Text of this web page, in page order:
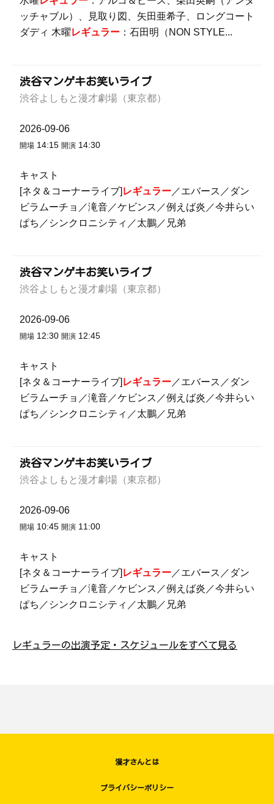
ッチャブル）、見取り図、矢田亜希子、ロングコート
ダディ 木曜レギュラー ：石田明（NON STYLE...
渋谷マンゲキお笑いライブ
渋谷よしもと漫才劇場（東京都）
2026-09-06
開場 14:15 開演 14:30
キャスト
[ネタ＆コーナーライブ] レギュラー ／エバース／ダン
ビラムーチョ／滝音／ケビンス／例えば炎／今井らい
ぱち／シンクロニシティ／太鵬／兄弟
渋谷マンゲキお笑いライブ
渋谷よしもと漫才劇場（東京都）
2026-09-06
開場 12:30 開演 12:45
キャスト
[ネタ＆コーナーライブ] レギュラー ／エバース／ダン
ビラムーチョ／滝音／ケビンス／例えば炎／今井らい
ぱち／シンクロニシティ／太鵬／兄弟
渋谷マンゲキお笑いライブ
渋谷よしもと漫才劇場（東京都）
2026-09-06
開場 10:45 開演 11:00
キャスト
[ネタ＆コーナーライブ] レギュラー ／エバース／ダン
ビラムーチョ／滝音／ケビンス／例えば炎／今井らい
ぱち／シンクロニシティ／太鵬／兄弟
レギュラーの出演予定・スケジュールをすべて見る
漫才さんとは
プライバシーポリシー